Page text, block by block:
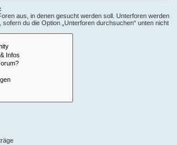
aus, in denen gesucht werden soll. Unterforen werden
du die Option „Unterforen durchsuchen“ unten nicht